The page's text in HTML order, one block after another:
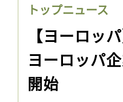
トップニュース
【ヨーロッ
ヨーロッパ
開始